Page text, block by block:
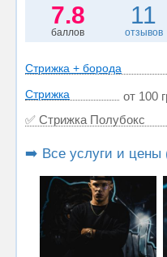
7.8
баллов
11
отзывов
Стрижка + борода
Стрижка
от 100
✅ Стрижка Полубокс
➡️ Все услуги и цены